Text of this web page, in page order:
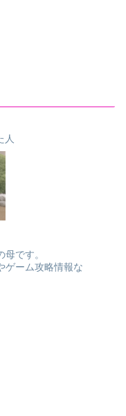
人
です。
ゲーム攻略情報な